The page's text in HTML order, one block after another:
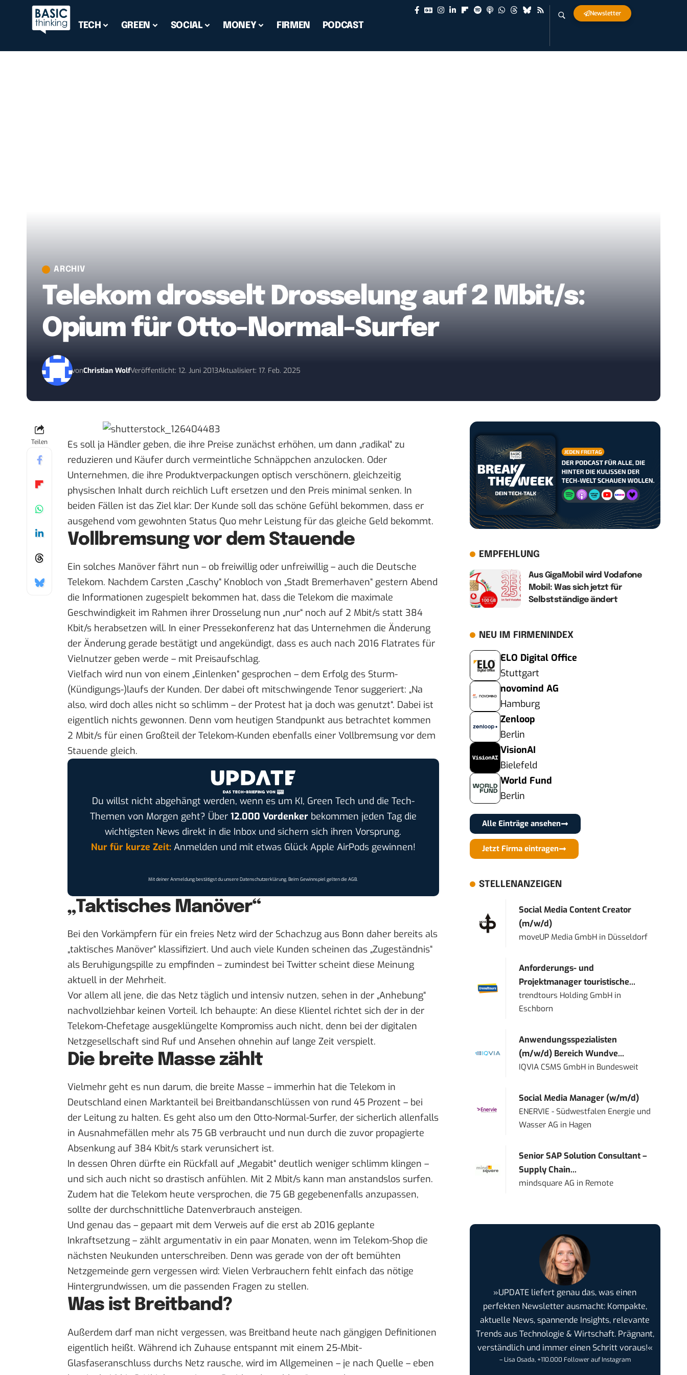
TECH GREEN SOCIAL MONEY FIRMEN PODCAST
Newsletter
ARCHIV
Telekom drosselt Drosselung auf 2 Mbit/s:
Opium für Otto-Normal-Surfer
vonChristian WolfVeröffentlicht: 12. Juni 2013Aktualisiert: 17. Feb. 2025
Teilen
Es soll ja Händler geben, die ihre Preise zunächst erhöhen, um dann „radikal“ zu
reduzieren und Käufer durch vermeintliche Schnäppchen anzulocken. Oder
Unternehmen, die ihre Produktverpackungen optisch verschönern, gleichzeitig
physischen Inhalt durch reichlich Luft ersetzen und den Preis minimal senken. In
beiden Fällen ist das Ziel klar: Der Kunde soll das schöne Gefühl bekommen, dass er
ausgehend vom gewohnten Status Quo mehr Leistung für das gleiche Geld bekommt.
Vollbremsung vor dem Stauende
Ein solches Manöver fährt nun – ob freiwillig oder unfreiwillig – auch die Deutsche
Telekom. Nachdem Carsten „Caschy“ Knobloch von „Stadt Bremerhaven“ gestern Abend
die Informationen zugespielt bekommen hat, dass die Telekom die maximale
Geschwindigkeit im Rahmen ihrer Drosselung nun „nur“ noch auf 2 Mbit/s statt 384
Kbit/s herabsetzen will. In einer Pressekonferenz hat das Unternehmen die Änderung
der Änderung gerade bestätigt und angekündigt, dass es auch nach 2016 Flatrates für
Vielnutzer geben werde – mit Preisaufschlag.
Vielfach wird nun von einem „Einlenken“ gesprochen – dem Erfolg des Sturm-
(Kündigungs-)laufs der Kunden. Der dabei oft mitschwingende Tenor suggeriert: „Na
also, wird doch alles nicht so schlimm – der Protest hat ja doch was genutzt“. Dabei ist
eigentlich nichts gewonnen. Denn vom heutigen Standpunkt aus betrachtet kommen
2 Mbit/s für einen Großteil der Telekom-Kunden ebenfalls einer Vollbremsung vor dem
Stauende gleich.
Du willst nicht abgehängt werden, wenn es um KI, Green Tech und die Tech-
Themen von Morgen geht? Über 12.000 Vordenkerbekommen jeden Tag die
wichtigsten News direkt in die Inbox und sichern sich ihren Vorsprung.
Nur für kurze Zeit:Anmelden und mit etwas Glück Apple AirPods gewinnen!
Mit deiner Anmeldung bestätigst du unsereDatenschutzerklärung. Beim Gewinnspiel gelten dieAGB.
„Taktisches Manöver“
Bei den Vorkämpfern für ein freies Netz wird der Schachzug aus Bonn daher bereits als
„taktisches Manöver“ klassifiziert. Und auch viele Kunden scheinen das „Zugeständnis“
als Beruhigungspille zu empfinden – zumindest bei Twitter scheint diese Meinung
aktuell in der Mehrheit.
Vor allem all jene, die das Netz täglich und intensiv nutzen, sehen in der „Anhebung“
nachvollziehbar keinen Vorteil. Ich behaupte: An diese Klientel richtet sich der in der
Telekom-Chefetage ausgeklüngelte Kompromiss auch nicht, denn bei der digitalen
Netzgesellschaft sind Ruf und Ansehen ohnehin auf lange Zeit verspielt.
Die breite Masse zählt
Vielmehr geht es nun darum, die breite Masse – immerhin hat die Telekom in
Deutschland einen Marktanteil bei Breitbandanschlüssen von rund 45 Prozent – bei
der Leitung zu halten. Es geht also um den Otto-Normal-Surfer, der sicherlich allenfalls
in Ausnahmefällen mehr als 75 GB verbraucht und nun durch die zuvor propagierte
Absenkung auf 384 Kbit/s stark verunsichert ist.
In dessen Ohren dürfte ein Rückfall auf „Megabit“ deutlich weniger schlimm klingen –
und sich auch nicht so drastisch anfühlen. Mit 2 Mbit/s kann man anstandslos surfen.
Zudem hat die Telekom heute versprochen, die 75 GB gegebenenfalls anzupassen,
sollte der durchschnittliche Datenverbrauch ansteigen.
Und genau das – gepaart mit dem Verweis auf die erst ab 2016 geplante
Inkraftsetzung – zählt argumentativ in ein paar Monaten, wenn im Telekom-Shop die
nächsten Neukunden unterschreiben. Denn was gerade von der oft bemühten
Netzgemeinde gern vergessen wird: Vielen Verbrauchern fehlt einfach das nötige
Hintergrundwissen, um die passenden Fragen zu stellen.
Was ist Breitband?
Außerdem darf man nicht vergessen, was Breitband heute nach gängigen Definitionen
eigentlich heißt. Während ich Zuhause entspannt mit einem 25-Mbit-
Glasfaseranschluss durchs Netz rausche, wird im Allgemeinen – je nach Quelle – eben
EMPFEHLUNG
Aus GigaMobil wird Vodafone
Mobil: Was sich jetzt für
Selbstständige ändert
NEU IM FIRMENINDEX
ELO Digital Office
Stuttgart
novomind AG
Hamburg
Zenloop
Berlin
VisionAI
Bielefeld
World Fund
Berlin
Alle Einträge ansehen
Jetzt Firma eintragen
STELLENANZEIGEN
Social Media Content Creator
(m/w/d)
moveUP Media GmbH in Düsseldorf
Anforderungs- und
Projektmanager touristische...
trendtours Holding GmbH in
Eschborn
Anwendungsspezialisten
(m/w/d) Bereich Wundve...
IQVIA CSMS GmbH in Bundesweit
Social Media Manager (w/m/d)
ENERVIE - Südwestfalen Energie und
Wasser AG in Hagen
Senior SAP Solution Consultant –
Supply Chain...
mindsquare AG in Remote
»UPDATE liefert genau das, was einen
perfekten Newsletter ausmacht: Kompakte,
aktuelle News, spannende Insights, relevante
Trends aus Technologie & Wirtschaft. Prägnant,
verständlich und immer einen Schritt voraus!«
– Lisa Osada, +110.000 Follower auf Instagram